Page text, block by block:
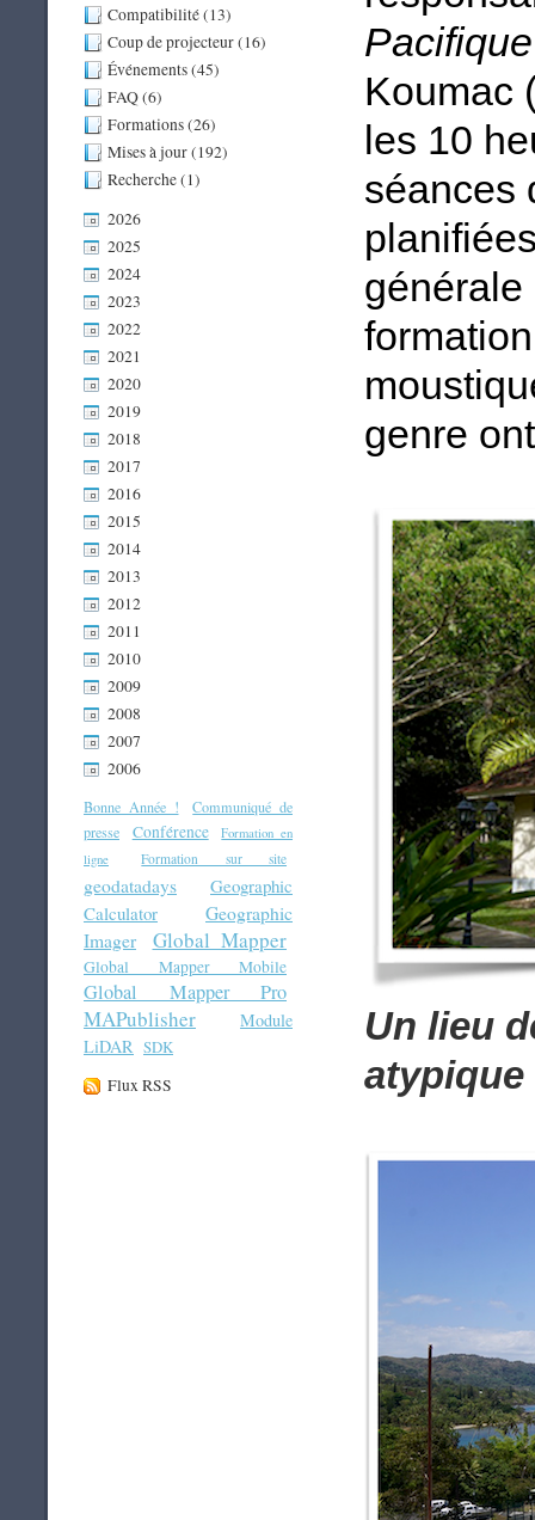
Compatibilité (13)
Coup de projecteur (16)
Événements (45)
FAQ (6)
Formations (26)
Mises à jour (192)
Recherche (1)
2026
2025
2024
2023
2022
2021
2020
2019
2018
2017
2016
2015
2014
2013
2012
2011
2010
2009
2008
2007
2006
Bonne Année !
Communiqué de
presse
Conférence
Formation en
ligne
Formation sur site
geodatadays
Geographic
Calculator
Geographic
Imager
Global Mapper
Global Mapper Mobile
Global Mapper Pro
MAPublisher
Module
LiDAR SDK
Flux RSS
Koumac
les 10
séances
genre
Un lieu
atypique